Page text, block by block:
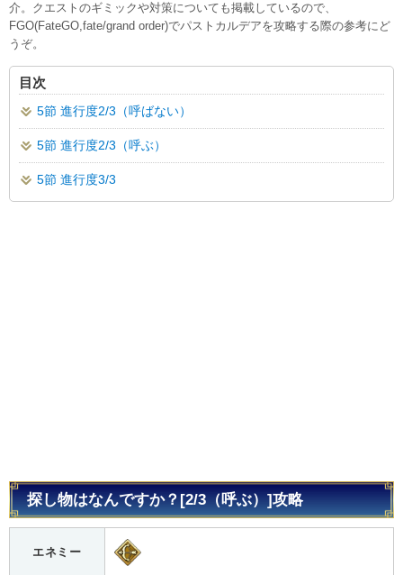
介。クエストのギミックや対策についても掲載しているので、
FGO(FateGO,fate/grand order)でパストカルデアを攻略する際の参考にど
うぞ。
目次
5節 進行度2/3（呼ばない）
5節 進行度2/3（呼ぶ）
5節 進行度3/3
探し物はなんですか？[2/3（呼ぶ）]攻略
エネミー